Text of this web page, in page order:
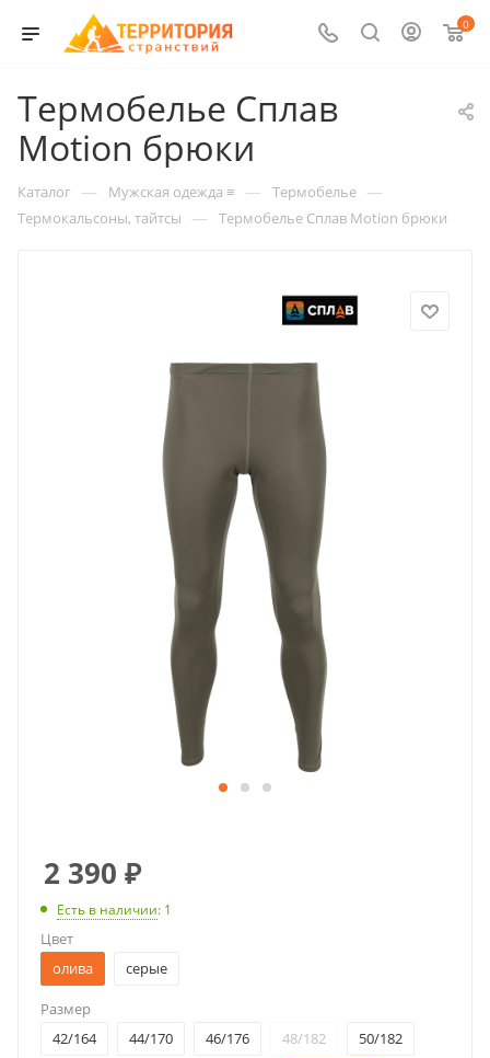
0
Термобелье Сплав
Motion брюки
Каталог — Мужская одежда ≡ — Термобелье —
Термокальсоны, тайтсы — Термобелье Сплав Motion брюки
2 390 ₽
Есть в наличии: 1
Цвет
олива
серые
Размер
42/164
44/170 46/176 48/182 50/182